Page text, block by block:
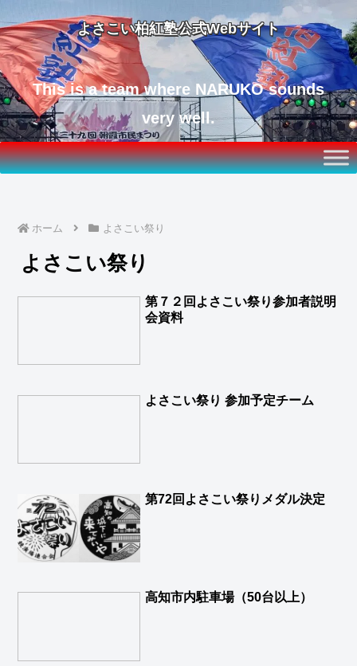
よさこい柏紅塾公式Webサイト
This is a team where NARUKO sounds
very well.
ホーム よさこい祭り
よさこい祭り
第７２回よさこい祭り参加者説明
会資料
よさこい祭り 参加予定チーム
第72回よさこい祭りメダル決定
高知市内駐車場（50台以上）